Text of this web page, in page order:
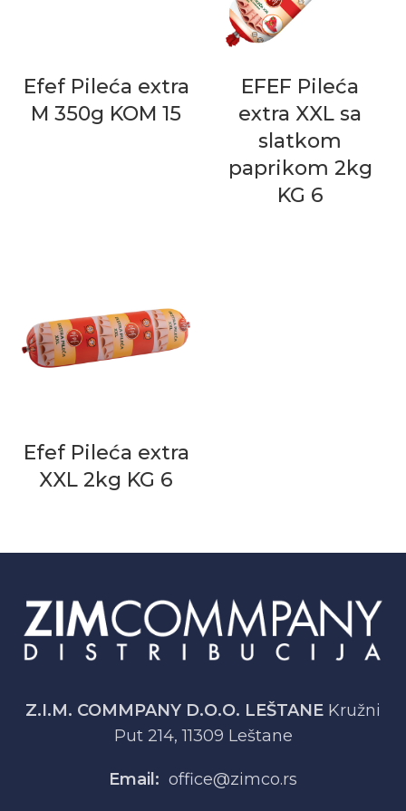
Efef Pileća extra
M 350g KOM 15
EFEF Pileća
extra XXL sa
slatkom
paprikom 2kg
KG 6
Efef Pileća extra
XXL 2kg KG 6
Z.I.M. COMMPANY D.O.O. LEŠTANE Kružni
Put 214, 11309 Leštane
Email: office@zimco.rs